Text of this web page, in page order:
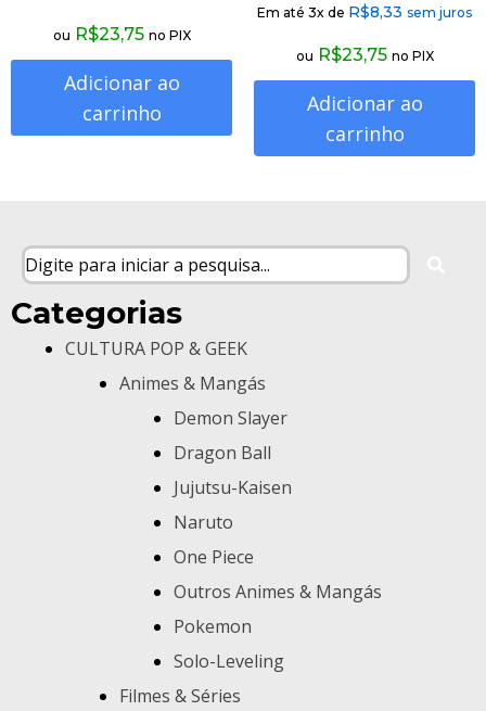
ou R$23,75 no PIX
Adicionar ao
carrinho
Em até 3x de R$8,33 sem juros
ou R$23,75 no PIX
Adicionar ao
carrinho
Categorias
CULTURA POP & GEEK
Animes & Mangás
Demon Slayer
Dragon Ball
Jujutsu-Kaisen
Naruto
One Piece
Outros Animes & Mangás
Pokemon
Solo-Leveling
Filmes & Séries